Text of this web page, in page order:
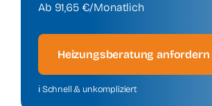
Ab 91,65 €/Monatlich
Heizungsberatung anfordern
ℹ️ Schnell & unkompliziert